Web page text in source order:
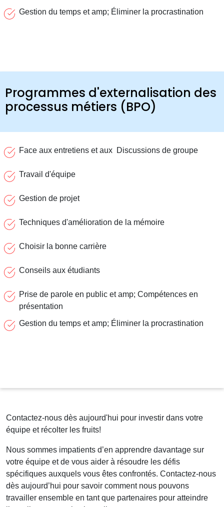
Gestion du temps et amp; Éliminer la procrastination
Programmes d'externalisation des
processus métiers (BPO)
Face aux entretiens et aux Discussions de groupe
Travail d'équipe
Gestion de projet
Techniques d'amélioration de la mémoire
Choisir la bonne carrière
Conseils aux étudiants
Prise de parole en public et amp; Compétences en
présentation
Gestion du temps et amp; Éliminer la procrastination
Contactez-nous dès aujourd'hui pour investir dans votre
équipe et récolter les fruits!
Nous sommes impatients d’en apprendre davantage sur
votre équipe et de vous aider à résoudre les défis
spécifiques auxquels vous êtes confrontés. Contactez-nous
dès aujourd’hui pour savoir comment nous pouvons
travailler ensemble en tant que partenaires pour atteindre